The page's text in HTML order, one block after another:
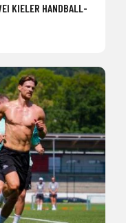
KIELER HANDBALL-